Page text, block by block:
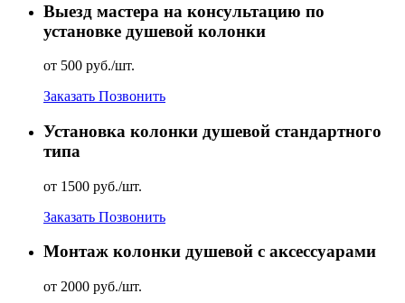
Выезд мастера на консультацию по
установке душевой колонки
от 500 руб./шт.
Заказать Позвонить
Установка колонки душевой стандартного
типа
от 1500 руб./шт.
Заказать Позвонить
Монтаж колонки душевой с аксессуарами
от 2000 руб./шт.